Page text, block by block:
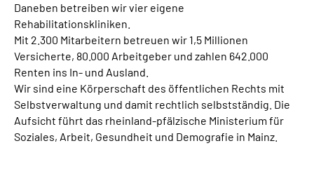
Daneben betreiben wir vier eigene
Rehabilitationskliniken.
Mit 2.300 Mitarbeitern betreuen wir 1,5 Millionen
Versicherte, 80.000 Arbeitgeber und zahlen 642.000
Renten ins In- und Ausland.
Wir sind eine Körperschaft des öffentlichen Rechts mit
Selbstverwaltung und damit rechtlich selbstständig. Die
Aufsicht führt das rheinland-pfälzische Ministerium für
Soziales, Arbeit, Gesundheit und Demografie in Mainz.